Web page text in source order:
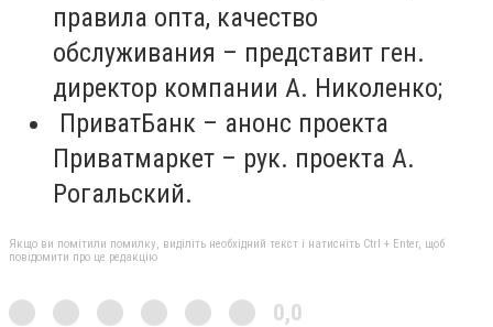
правила опта, качество
обслуживания – представит ген.
директор компании А. Николенко;
ПриватБанк – анонс проекта
Приватмаркет – рук. проекта А.
Рогальский.
Якщо ви помітили помилку, виділіть необхідний текст і натисніть Ctrl + Enter, щоб
повідомити про це редакцію
0,0